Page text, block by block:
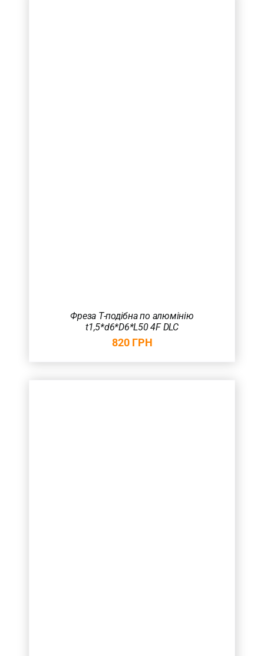
Фреза Т-подібна по алюмінію
t1,5*d6*D6*L50 4F DLC
820 ГРН